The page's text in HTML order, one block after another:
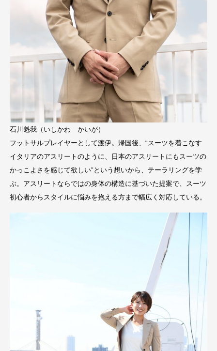
石川魁我（いしかわ かいが）
フットサルプレイヤーとして渡伊。帰国後、“スーツを着こなす
イタリアのアスリートのように、日本のアスリートにもスーツの
かっこよさを感じて欲しい”という想いから、テーラリングを学
ぶ。アスリートならではの身体の構造に基づいた提案で、スーツ
初心者からスタイルに悩みを抱える方まで幅広く対応している。